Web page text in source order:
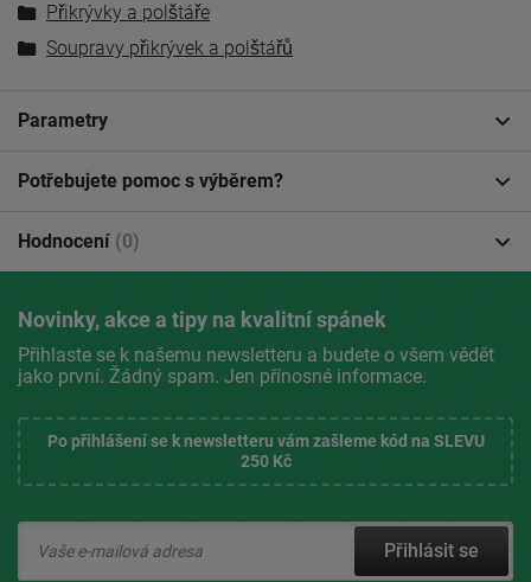
Přikrývky a polštáře
Soupravy přikrývek a polštářů
Parametry
Potřebujete pomoc s výběrem?
Hodnocení (0)
Novinky, akce a tipy na kvalitní spánek
Přihlaste se k našemu newsletteru a budete o všem vědět
jako první. Žádný spam. Jen přínosné informace.
Po přihlášení se k newsletteru vám zašleme kód na SLEVU
250 Kč
Přihlásit se